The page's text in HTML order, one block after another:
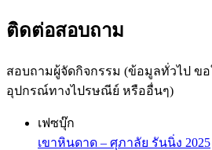
ติดต่อสอบถาม
สอบถามผู้จัดกิจกรรม (ข้อมูลทั่วไป ข
อุปกรณ์ทางไปรษณีย์ หรืออื่นๆ)
เฟซบุ๊ก
เขาหินดาด – ศุภาลัย รันนิ่ง 2025